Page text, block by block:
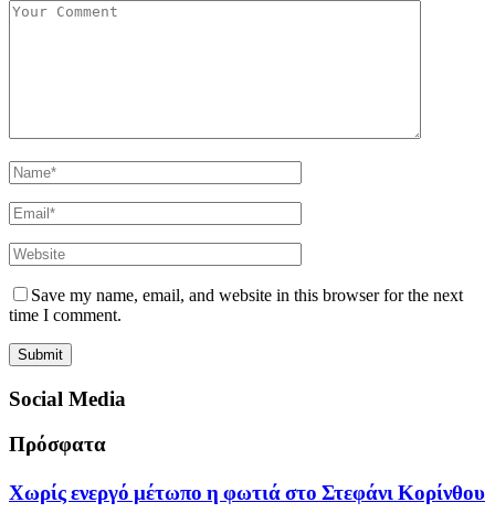
Save my name, email, and website in this browser for the next
time I comment.
Social Media
Πρόσφατα
Χωρίς ενεργό μέτωπο η φωτιά στο Στεφάνι Κορίνθου